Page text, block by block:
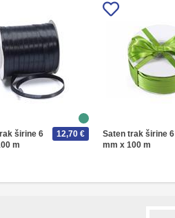
širine 6
m
12,70 €
Saten trak širine 6
mm x 100 m